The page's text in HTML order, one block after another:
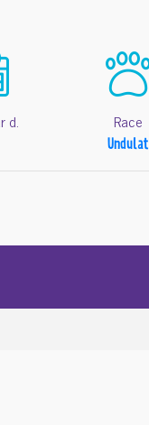
d. Race
Undulat